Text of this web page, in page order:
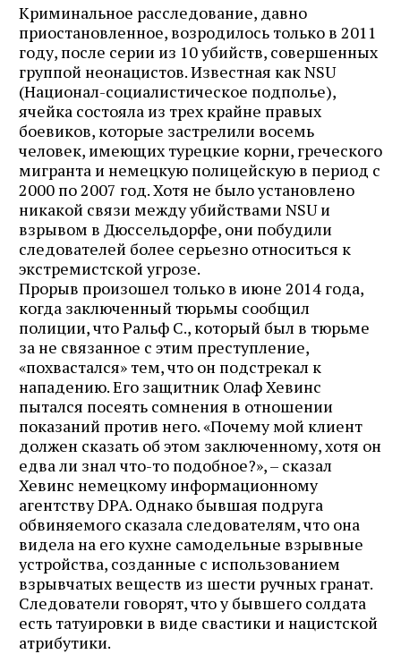
Криминальное расследование, давно
приостановленное, возродилось только в 2011
году, после серии из 10 убийств, совершенных
группой неонацистов. Известная как NSU
(Национал-социалистическое подполье),
ячейка состояла из трех крайне правых
боевиков, которые застрелили восемь
человек, имеющих турецкие корни, греческого
мигранта и немецкую полицейскую в период с
2000 по 2007 год. Хотя не было установлено
никакой связи между убийствами NSU и
взрывом в ​​Дюссельдорфе, они побудили
следователей более серьезно относиться к
экстремистской угрозе.
Прорыв произошел только в июне 2014 года,
когда заключенный тюрьмы сообщил
полиции, что Ральф С., который был в тюрьме
за не связанное с этим преступление,
«похвастался» тем, что он подстрекал к
нападению. Его защитник Олаф Хевинс
пытался посеять сомнения в отношении
показаний против него. «Почему мой клиент
должен сказать об этом заключенному, хотя он
едва ли знал что-то подобное?», – сказал
Хевинс немецкому информационному
агентству DPA. Однако бывшая подруга
обвиняемого сказала следователям, что она
видела на его кухне самодельные взрывные
устройства, созданные с использованием
взрывчатых веществ из шести ручных гранат.
Следователи говорят, что у бывшего солдата
есть татуировки в виде свастики и нацистской
атрибутики.